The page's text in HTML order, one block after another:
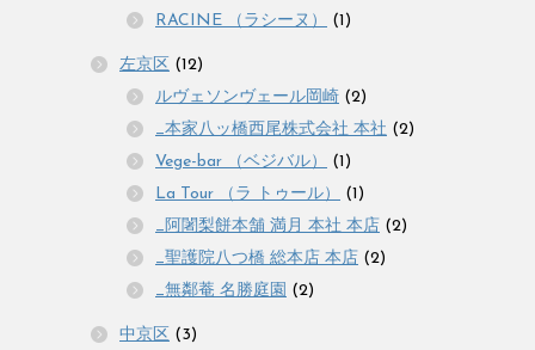
RACINE （ラシーヌ）
(1)
左京区 (12)
ルヴェソンヴェール岡崎 (2)
_本家八ッ橋西尾株式会社 本社 (2)
Vege-bar （ベジバル）
(1)
La Tour （ラ トゥール）
(1)
_阿闍梨餅本舗 満月 本社 本店 (2)
_聖護院八つ橋 総本店 本店 (2)
_無鄰菴 名勝庭園 (2)
中京区 (3)